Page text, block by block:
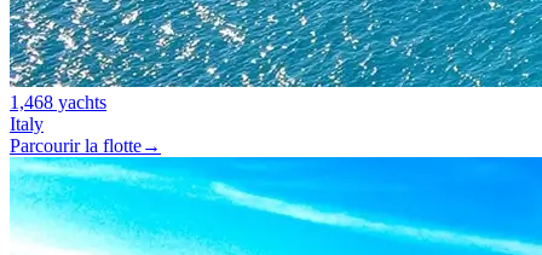
1,468 yachts
Italy
Parcourir la flotte→